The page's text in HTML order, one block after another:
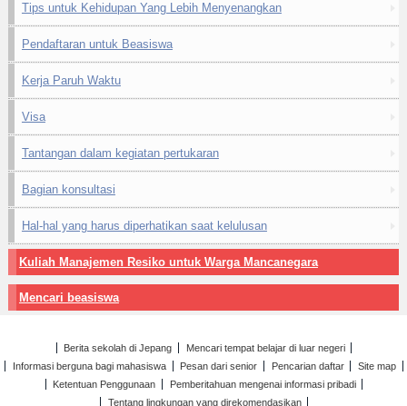
Tips untuk Kehidupan Yang Lebih Menyenangkan
Pendaftaran untuk Beasiswa
Kerja Paruh Waktu
Visa
Tantangan dalam kegiatan pertukaran
Bagian konsultasi
Hal-hal yang harus diperhatikan saat kelulusan
Kuliah Manajemen Resiko untuk Warga Mancanegara
Mencari beasiswa
Berita sekolah di Jepang
Mencari tempat belajar di luar negeri
Informasi berguna bagi mahasiswa
Pesan dari senior Pencarian daftar
Site map
Ketentuan Penggunaan
Pemberitahuan mengenai informasi pribadi
Tentang lingkungan yang direkomendasikan